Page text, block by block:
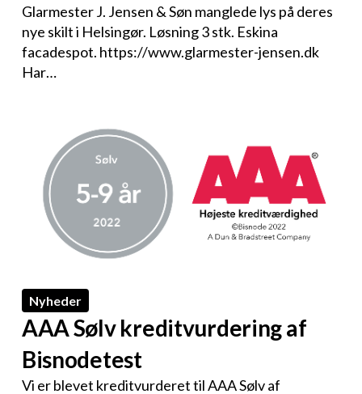
Glarmester J. Jensen & Søn manglede lys på deres
nye skilt i Helsingør. Løsning 3 stk. Eskina
facadespot. https://www.glarmester-jensen.dk
Har…
Nyheder
AAA Sølv kreditvurdering af
Bisnodetest
Vi er blevet kreditvurderet til AAA Sølv af